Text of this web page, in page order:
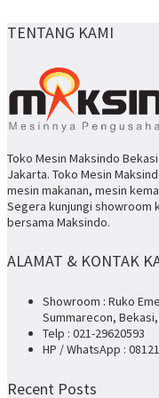
TENTANG KAMI
Toko Mesin Maksindo
Jakarta. Toko Mesin
mesin makanan, mesin
Segera kunjungi showroom
bersama Maksindo.
ALAMAT & KONTAK
Showroom : Ruko
Summarecon,
Telp : 021-29620593
HP / WhatsApp :
Recent Posts